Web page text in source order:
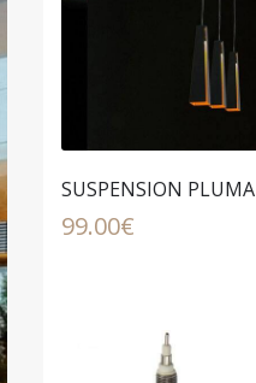
SUSPENSION PLUMA
99.00€